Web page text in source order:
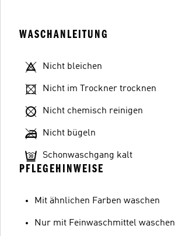
WASCHANLEITUNG
Nicht bleichen
Nicht im Trockner trocknen
Nicht chemisch reinigen
Nicht bügeln
Schonwaschgang kalt
PFLEGEHINWEISE
Mit ähnlichen Farben waschen
Nur mit Feinwaschmittel waschen